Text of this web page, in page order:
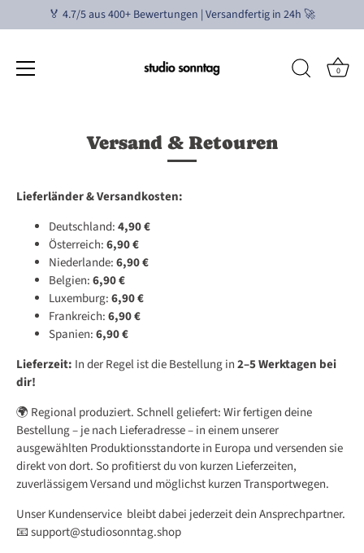
🏅 4.7/5 aus 400+ Bewertungen | Versandfertig in 24h 🚀
0
Versand & Retouren
Lieferländer &Versandkosten:
Deutschland:4,90 €
Österreich:6,90 €
Niederlande:6,90 €
Belgien:6,90 €
Luxemburg:6,90 €
Frankreich:6,90 €
Spanien:6,90 €
Lieferzeit: In der Regel ist die Bestellung in2–5 Werktagen bei
dir!
🌍 Regional produziert. Schnell geliefert:Wir fertigen deine
Bestellung – je nach Lieferadresse – in einem unserer
ausgewählten Produktionsstandorte in Europa und versenden sie
direkt von dort. So profitierst du von kurzen Lieferzeiten,
zuverlässigem Versand und möglichst kurzen Transportwegen.
Unser Kundenservice bleibt dabei jederzeit dein Ansprechpartner.
📧 support@studiosonntag.shop